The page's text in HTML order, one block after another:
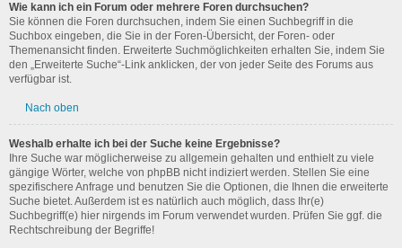
Wie kann ich ein Forum oder mehrere Foren durchsuchen?
Sie können die Foren durchsuchen, indem Sie einen Suchbegriff in die
Suchbox eingeben, die Sie in der Foren-Übersicht, der Foren- oder
Themenansicht finden. Erweiterte Suchmöglichkeiten erhalten Sie, indem Sie
den „Erweiterte Suche“-Link anklicken, der von jeder Seite des Forums aus
verfügbar ist.
Nach oben
Weshalb erhalte ich bei der Suche keine Ergebnisse?
Ihre Suche war möglicherweise zu allgemein gehalten und enthielt zu viele
gängige Wörter, welche von phpBB nicht indiziert werden. Stellen Sie eine
spezifischere Anfrage und benutzen Sie die Optionen, die Ihnen die erweiterte
Suche bietet. Außerdem ist es natürlich auch möglich, dass Ihr(e)
Suchbegriff(e) hier nirgends im Forum verwendet wurden. Prüfen Sie ggf. die
Rechtschreibung der Begriffe!